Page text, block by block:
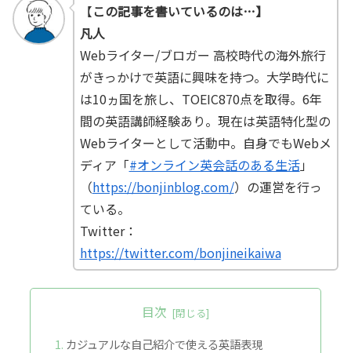
【この記事を書いているのは…】
凡人
Webライター/ブロガー 高校時代の海外旅行
がきっかけで英語に興味を持つ。大学時代に
は10ヵ国を旅し、TOEIC870点を取得。6年
間の英語講師経験あり。現在は英語特化型の
Webライターとして活動中。自身でもWebメ
ディア「#オンライン英会話のある生活」
（https://bonjinblog.com/）の運営を行っ
ている。
Twitter：
https://twitter.com/bonjineikaiwa
目次
カジュアルな自己紹介で使える英語表現